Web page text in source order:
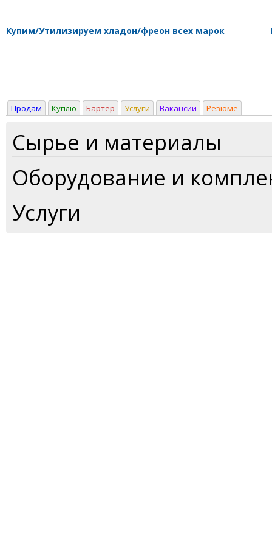
Купим/Утилизируем хладон/фреон всех марок
Продам Куплю Бартер Услуги Вакансии Резюме
Сырье и материалы
Оборудование и
Услуги